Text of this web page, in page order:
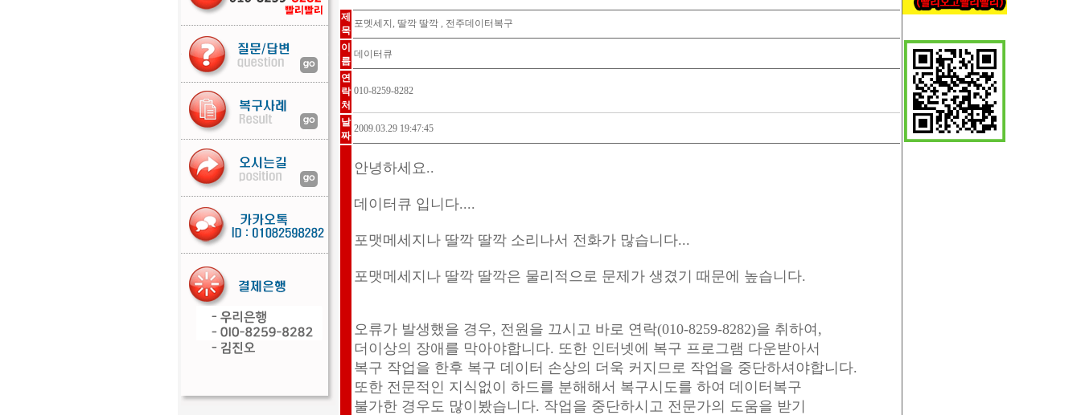
제
목
포멧세지, 딸깍 딸깍 , 전주데이터복구
이
름
데이터큐
연
락
처
010-8259-8282
날
짜
2009.03.29 19:47:45
안녕하세요..
데이터큐 입니다....
포맷메세지나 딸깍 딸깍 소리나서 전화가 많습니다...
포맷메세지나 딸깍 딸깍은 물리적으로 문제가 생겼기 때문에 높습니다.
오류가 발생했을 경우, 전원을 끄시고 바로 연락(010-8259-8282)을 취하여,
더이상의 장애를 막아야합니다. 또한 인터넷에 복구 프로그램 다운받아서
복구 작업을 한후 복구 데이터 손상의 더욱 커지므로 작업을 중단하셔야합니다.
또한 전문적인 지식없이 하드를 분해해서 복구시도를 하여 데이터복구
불가한 경우도 많이봤습니다. 작업을 중단하시고 전문가의 도움을 받기